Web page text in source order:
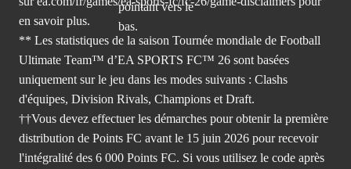
en savoir plus.
** Les statistiques de la saison Tournée mondiale de Football
Ultimate Team™ d’EA SPORTS FC™ 26 sont basées
uniquement sur le jeu dans les modes suivants : Clashs
d'équipes, Division Rivals, Champions et Draft.
††Vous devez effectuer les démarches pour obtenir la première
distribution de Points FC avant le 15 juin 2026 pour recevoir
l'intégralité des 6 000 Points FC. Si vous utilisez le code après